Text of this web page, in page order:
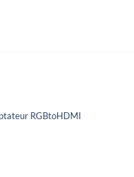
RGBtoHDMI